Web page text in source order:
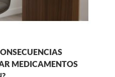
MEDICAMENTOS